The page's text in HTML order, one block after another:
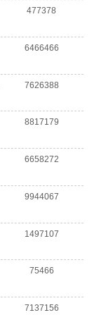
477378
6466466
7626388
8817179
6658272
9944067
1497107
75466
7137156